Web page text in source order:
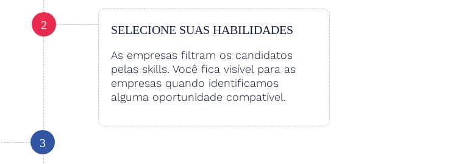
2 SELECIONE SUAS HABILIDADES
As empresas filtram os candidatos
pelas skills. Você fica visível para as
empresas quando identificamos
alguma oportunidade compatível.
3